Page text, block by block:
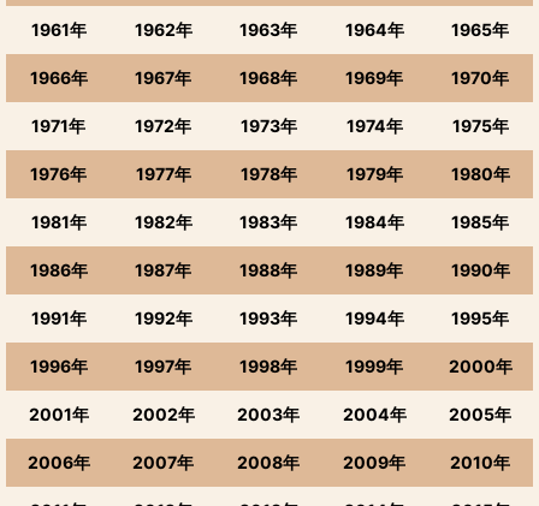
1961年 1962年 1963年 1964年 1965年
1966年 1967年 1968年 1969年 1970年
1971年 1972年 1973年 1974年 1975年
1976年 1977年 1978年 1979年 1980年
1981年 1982年 1983年 1984年 1985年
1986年 1987年 1988年 1989年 1990年
1991年 1992年 1993年 1994年 1995年
1996年 1997年 1998年 1999年 2000年
2001年 2002年 2003年 2004年 2005年
2006年 2007年 2008年 2009年 2010年